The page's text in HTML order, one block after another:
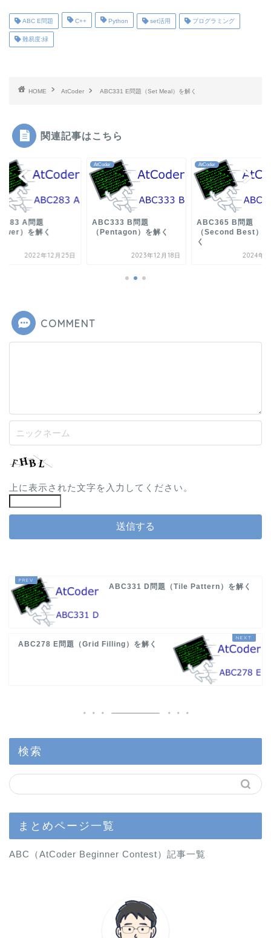
ABC E問題 C++ Python set活用 プログラミング
難易度:緑
HOME AtCoder ABC331 E問題（Set Meal）を解く
関連記事はこちら
A問題
）を解く
2022年12月25日
AtCoder
ABC333 B問題
（Pentagon）を解く
2023年12月18日
AtCoder
ABC365 B問題
（Second Best）
く
2024年8
COMMENT
上に表示された文字を入力してください。
ABC331 D問題（Tile Pattern）を解く
ABC278 E問題（Grid Filling）を解く
検索
まとめページ一覧
ABC（AtCoder Beginner Contest）記事一覧